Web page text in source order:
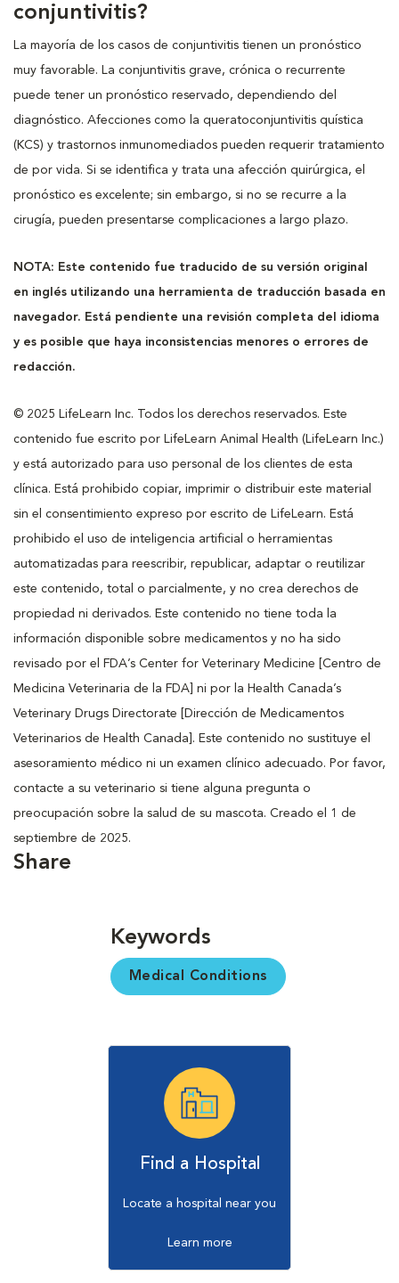
conjuntivitis?
La mayoría de los casos de conjuntivitis tienen un pronóstico
muy favorable. La conjuntivitis grave, crónica o recurrente
puede tener un pronóstico reservado, dependiendo del
diagnóstico. Afecciones como la queratoconjuntivitis quística
(KCS) y trastornos inmunomediados pueden requerir tratamiento
de por vida. Si se identifica y trata una afección quirúrgica, el
pronóstico es excelente; sin embargo, si no se recurre a la
cirugía, pueden presentarse complicaciones a largo plazo.
NOTA: Este contenido fue traducido de su versión original
en inglés utilizando una herramienta de traducción basada en
navegador. Está pendiente una revisión completa del idioma
y es posible que haya inconsistencias menores o errores de
redacción.
© 2025 LifeLearn Inc. Todos los derechos reservados. Este
contenido fue escrito por LifeLearn Animal Health (LifeLearn Inc.)
y está autorizado para uso personal de los clientes de esta
clínica. Está prohibido copiar, imprimir o distribuir este material
sin el consentimiento expreso por escrito de LifeLearn. Está
prohibido el uso de inteligencia artificial o herramientas
automatizadas para reescribir, republicar, adaptar o reutilizar
este contenido, total o parcialmente, y no crea derechos de
propiedad ni derivados. Este contenido no tiene toda la
información disponible sobre medicamentos y no ha sido
revisado por el FDA’s Center for Veterinary Medicine [Centro de
Medicina Veterinaria de la FDA] ni por la Health Canada’s
Veterinary Drugs Directorate [Dirección de Medicamentos
Veterinarios de Health Canada]. Este contenido no sustituye el
asesoramiento médico ni un examen clínico adecuado. Por favor,
contacte a su veterinario si tiene alguna pregunta o
preocupación sobre la salud de su mascota. Creado el 1 de
septiembre de 2025.
Share
Keywords
Medical Conditions
Find a Hospital
Locate a hospital near you
Learn more